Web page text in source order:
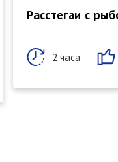
Расстегаи с
2 часа